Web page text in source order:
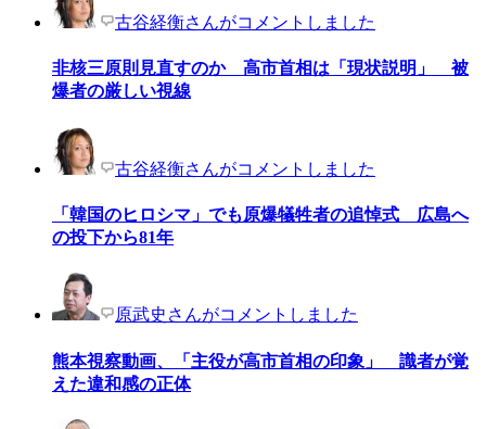
古谷経衡さんがコメントしました
非核三原則見直すのか 高市首相は「現状説明」 被
爆者の厳しい視線
古谷経衡さんがコメントしました
「韓国のヒロシマ」でも原爆犠牲者の追悼式 広島へ
の投下から81年
原武史さんがコメントしました
熊本視察動画、「主役が高市首相の印象」 識者が覚
えた違和感の正体